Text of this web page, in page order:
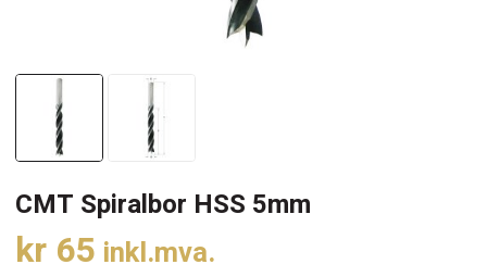
CMT Spiralbor HSS 5mm
kr 65 inkl.mva.